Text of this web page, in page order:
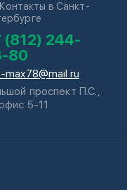
Контакты в Санкт-
(812) 244-
80
max78@mail.ru
проспект П.С.,
5-11